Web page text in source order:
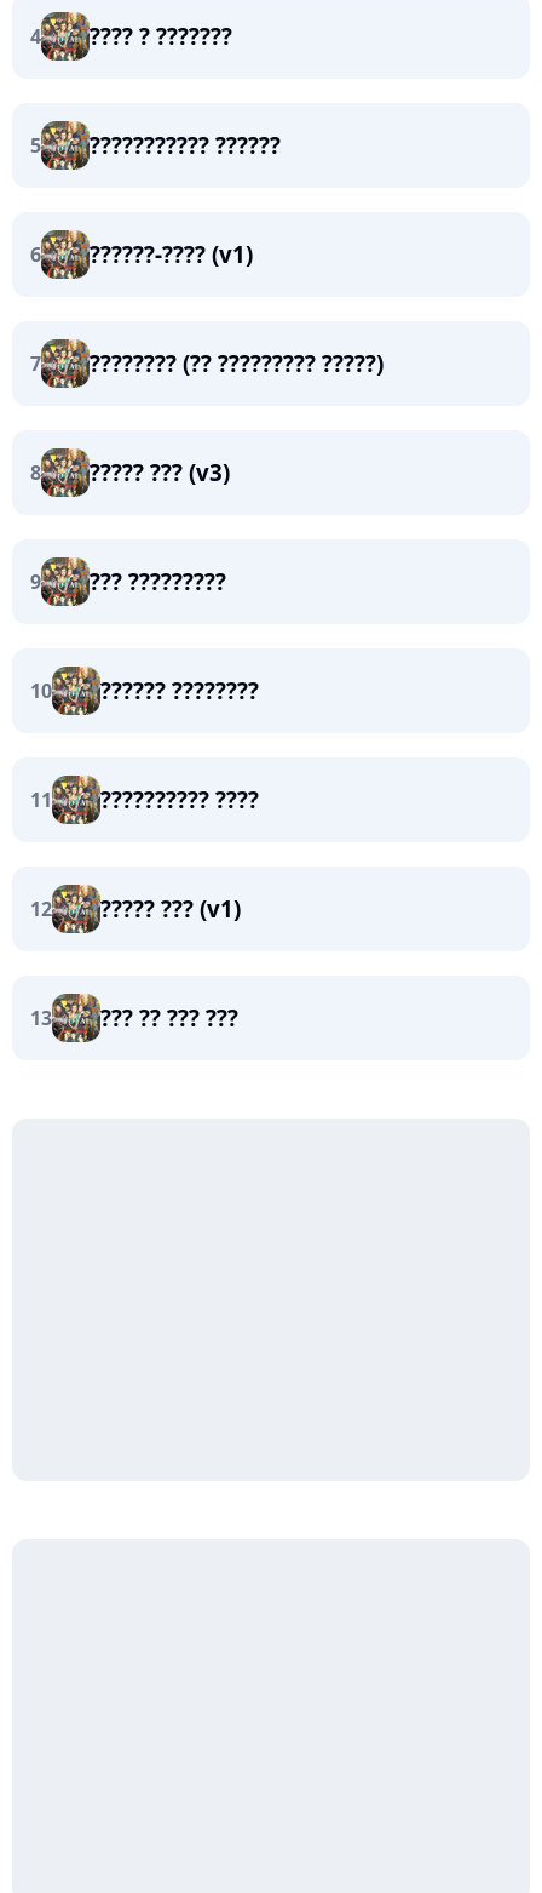
4 ???? ? ???????
5 ??????????? ??????
6 ??????-???? (v1)
7 ???????? (?? ????????? ?????)
8 ????? ??? (v3)
9 ??? ?????????
10 ?????? ????????
11 ?????????? ????
12 ????? ??? (v1)
13 ??? ?? ??? ???